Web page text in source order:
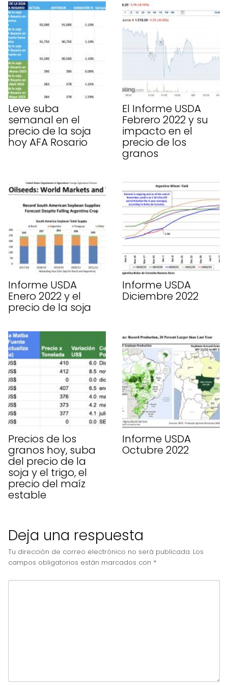
Leve suba
semanal en el
precio de la soja
hoy AFA Rosario
El Informe USDA
Febrero 2022 y su
impacto en el
precio de los
granos
Informe USDA
Enero 2022 y el
precio de la soja
Informe USDA
Diciembre 2022
Precios de los
granos hoy, suba
del precio de la
soja y el trigo, el
precio del maíz
estable
Informe USDA
Octubre 2022
Deja una respuesta
Tu dirección de correo electrónico no será publicada. Los
campos obligatorios están marcados con *